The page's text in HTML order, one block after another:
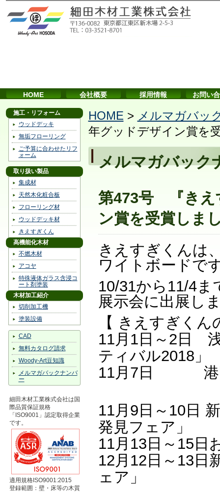
HOME 会社概要 採用情報 お問い
施工・リフォーム
ウッドデッキ
無垢フローリング
ご予算に合わせたリフ
ォーム
取り扱い製品
集成材
天然木化粧合板
フローリング材
ウッドデッキ材
きえすぎくん
高機能化木材
不燃木材
アコヤ
特殊液体ガラス含浸コ
ート剤塗装
木材加工紹介
切削加工機
塗装設備
CAD
無料カタログ請求
Woody-Art豆知識
メルマガバックナンバ
ー
細田木材工業株式会社は国
際品質保証規格
「ISO9001」認定取得企業
です。
適用規格ISO9001:2015
登録範囲：壁・床等の木質
HOME > メルマガバッ
年グッドデザイン賞を
メルマガバック
第473号 『きえ
ン賞を受賞しま
きえすぎくんは
ワイトボードで
10/31から11/4ま
展示会に出展し
【 きえすぎく
11月1日～2日
ティバル2018」
11月7日 港区
11月9日～10日
発見フェア」
11月13日～15
12月12日～13
ェア」